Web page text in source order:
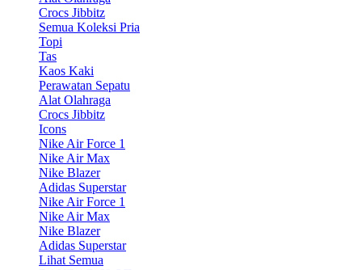
Crocs Jibbitz
Semua Koleksi Pria
Topi
Tas
Kaos Kaki
Perawatan Sepatu
Alat Olahraga
Crocs Jibbitz
Icons
Nike Air Force 1
Nike Air Max
Nike Blazer
Adidas Superstar
Nike Air Force 1
Nike Air Max
Nike Blazer
Adidas Superstar
Lihat Semua